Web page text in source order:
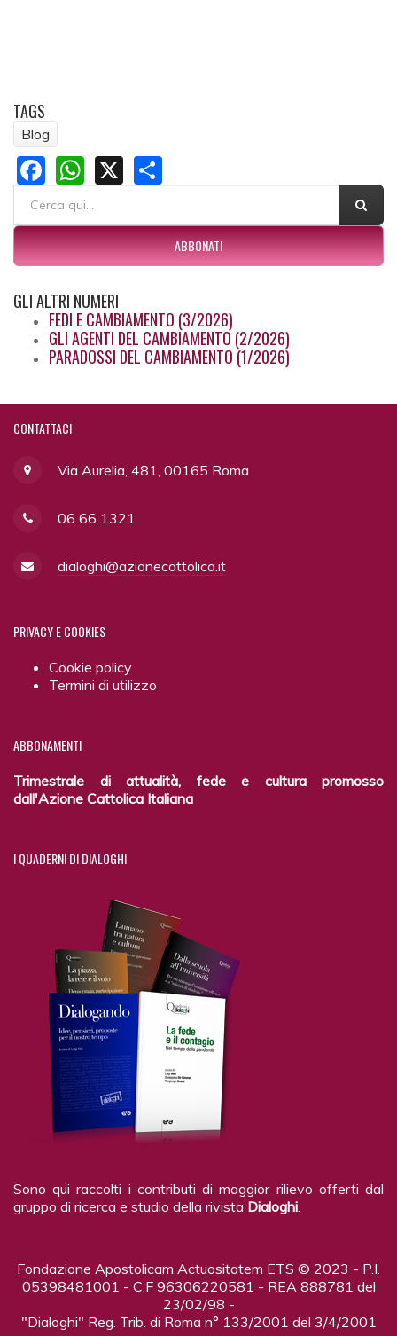
TAGS
Blog
Facebook
WhatsApp
X
FORM DI RICERCA
ABBONATI
GLIALTRI NUMERI
FEDI E CAMBIAMENTO (3/2026)
GLI AGENTI DEL CAMBIAMENTO (2/2026)
PARADOSSI DEL CAMBIAMENTO (1/2026)
CONTATTACI
Via Aurelia, 481, 00165 Roma
06 66 1321
dialoghi@azionecattolica.it
PRIVACYE COOKIES
Cookie policy
Termini di utilizzo
ABBONAMENTI
Trimestrale di attualità, fede e cultura promosso
dall'Azione Cattolica Italiana
IQUADERNI DI DIALOGHI
Sono qui raccolti i contributi di maggior rilievo offerti dal
gruppo di ricerca e studio della rivista Dialoghi
Fondazione Apostolicam Actuositatem ETS © 2023 - P.I.
05398481001 - C.F 96306220581 - REA 888781 del
23/02/98 -
"Dialoghi" Reg. Trib. di Roma n° 133/2001 del 3/4/2001